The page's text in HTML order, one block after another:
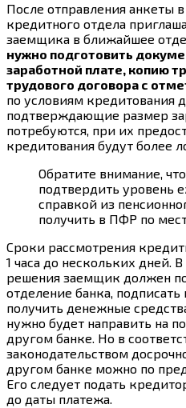
После отправления анкеты
кредитного отдела
заемщика в ближайшее
нужно подготовить
заработной плате, копию
трудового договора с
по условиям кредитования
подтверждающие размер
потребуются, при их
кредитования будут более
Обратите внимание,
подтвердить уровень
справкой из
получить в ПФР по
Сроки рассмотрения
1 часа до нескольких дней.
решения заемщик должен
отделение банка,
получить денежные
нужно будет направить на
другом банке. Но в
законодательством
другом банке можно по
Его следует подать
до даты платежа.